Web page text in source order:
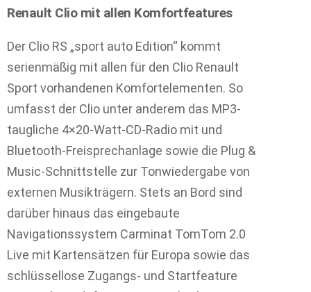
Renault Clio mit allen Komfortfeatures
Der Clio RS „sport auto Edition“ kommt
serienmäßig mit allen für den Clio Renault
Sport vorhandenen Komfortelementen. So
umfasst der Clio unter anderem das MP3-
taugliche 4×20-Watt-CD-Radio mit und
Bluetooth-Freisprechanlage sowie die Plug &
Music-Schnittstelle zur Tonwiedergabe von
externen Musikträgern. Stets an Bord sind
darüber hinaus das eingebaute
Navigationssystem Carminat TomTom 2.0
Live mit Kartensätzen für Europa sowie das
schlüssellose Zugangs- und Startfeature